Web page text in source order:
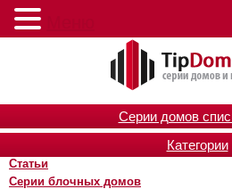
Серии домов
Категории
Статьи
Серии блочных домов